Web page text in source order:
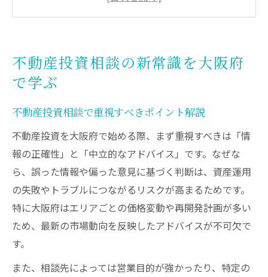
トラブル回避へ大阪府の無料相談窓口活用術
不動産投資トラブル相談に無料窓口は有効
か
大阪府の不動産トラブル相談窓口の特徴と
活用法
無料相談窓口で不動産投資リスクを減らす
方法
宅建協会などの相談先を使いこなすコツ
電話やオンラインの不動産無料相談活用術
大阪府で信頼できる不動産投資専門家に相談
方
不動産投資相談の新常識を大阪府
で学ぶ
不動産投資相談で重視すべきポイント解説
不動産投資を大阪府で始める際、まず重視すべきは「情
報の正確性」と「中立的なアドバイス」です。なぜな
ら、誤った情報や偏った意見に基づく判断は、資産運用
の失敗やトラブルにつながるリスクが高まるためです。
特に大阪府はエリアごとの価格変動や再開発計画が多い
ため、最新の市場動向を反映したアドバイスが不可欠で
す。
また、相談先によっては営業目的が強かったり、特定の